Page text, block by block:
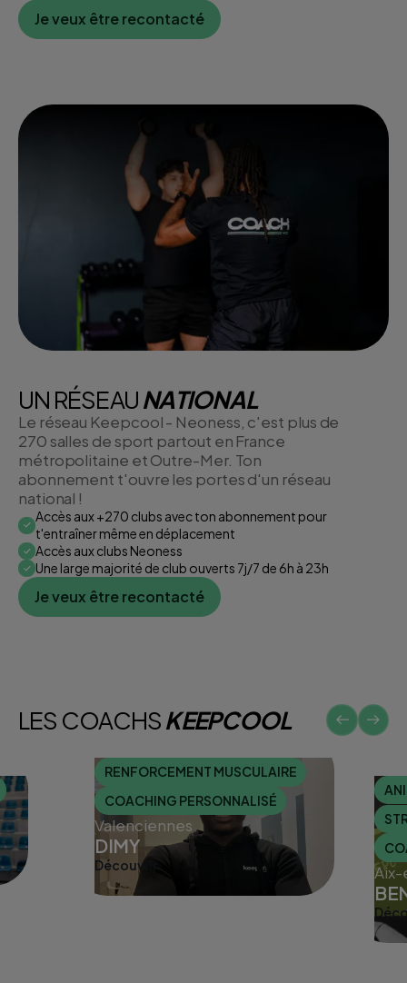
Je veux être recontacté
UN RÉSEAUNATIONAL
Le réseau Keepcool - Neoness, c'est plus de
270 salles de sport partout en France
métropolitaine et Outre-Mer. Ton
abonnement t'ouvre les portes d'un réseau
national !
Accès aux +270 clubs avec ton abonnement pour
t'entraîner même en déplacement
Accès aux clubs Neoness
Une large majorité de club ouverts 7j/7 de 6h à 23h
Je veux être recontacté
LES COACHSKEEPCOOL
RENFORCEMENT MUSCULAIRE
COACHING PERSONNALISÉ
Valenciennes
DIMY
Découvrir
Discuter avec un coach Aix-